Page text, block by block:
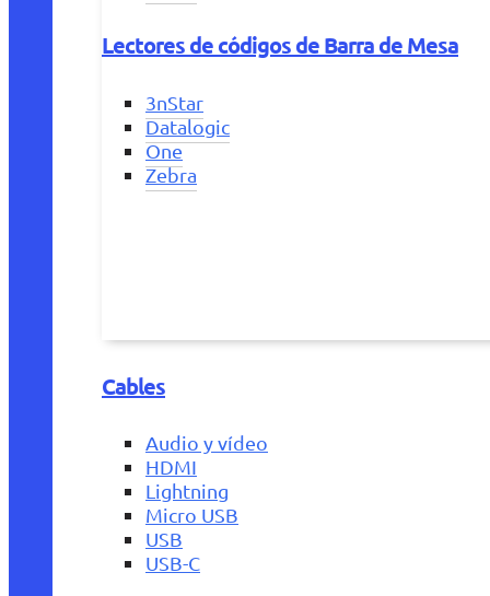
Lectores de códigos de Barra de Mesa
3nStar
Datalogic
One
Zebra
Cables
Audio y vídeo
HDMI
Lightning
Micro USB
USB
USB-C